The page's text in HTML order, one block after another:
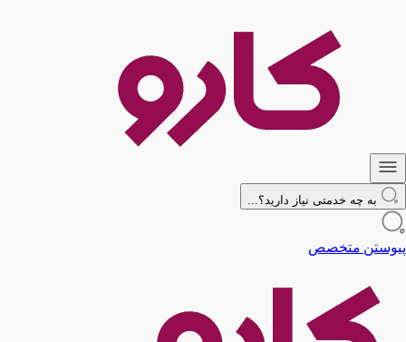
به چه خدمتی نیاز دارید؟...
پیوستن متخصص